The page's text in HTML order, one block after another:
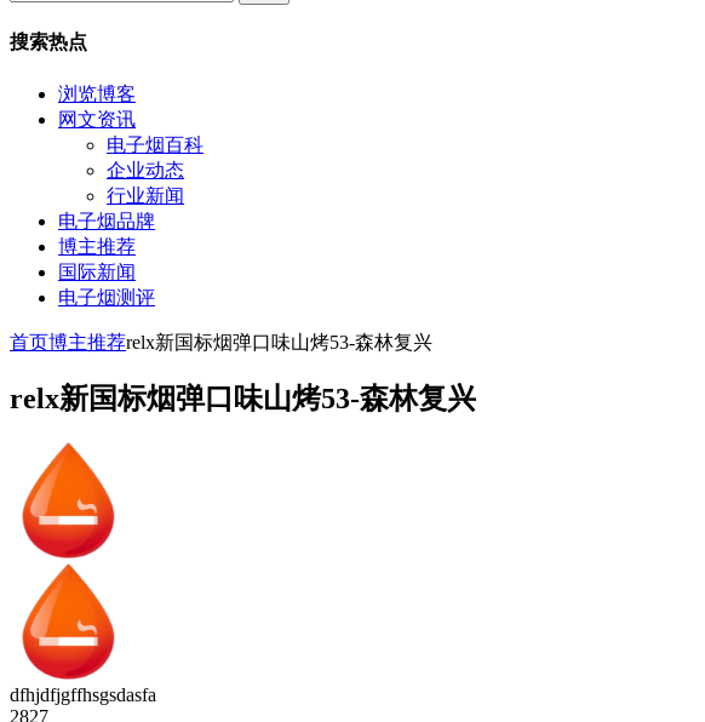
搜索热点
浏览博客
网文资讯
电子烟百科
企业动态
行业新闻
电子烟品牌
博主推荐
国际新闻
电子烟测评
首页博主推荐relx新国标烟弹口味山烤53-森林复兴
relx新国标烟弹口味山烤53-森林复兴
dfhjdfjgffhsgsdasfa
2827